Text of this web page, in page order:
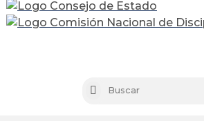
Buscar